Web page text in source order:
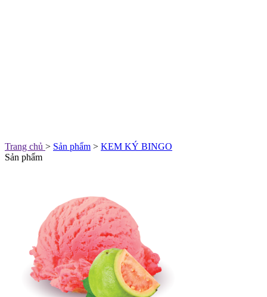
Trang chủ > Sản phẩm > KEM KÝ BINGO
Sản phẩm